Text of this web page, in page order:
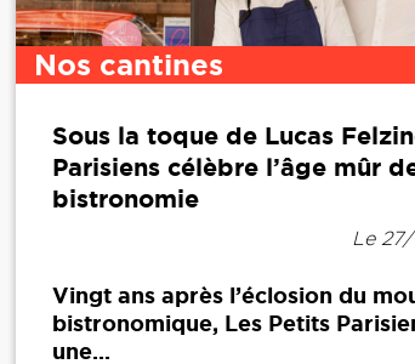
Nos cantines
Sous la toque de Lucas
Parisiens célèbre l’âge mûr
bistronomie
Le
Vingt ans après l’éclosion du
bistronomique, Les Petits
une...